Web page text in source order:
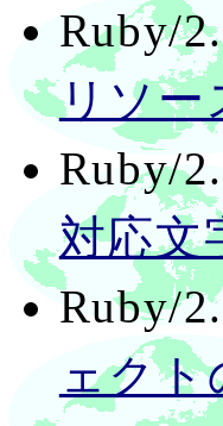
Ruby/
リソー
Ruby/
対応文
Ruby/
ェクト